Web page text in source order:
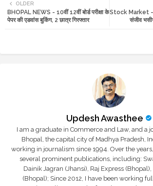
tte ats
Stock Market -
संजीव
OLDER
BHOPAL NEWS - 10वीं 12वीं बोर्ड परीक्षा के
पेपर की एडवांस बुकिंग, 2 छात्र गिरफ्तार
Updesh Awasthee
I am a graduate in Commerce and Law, and a
Bhopal, the capital city of Madhya Pradesh,
working in journalism since 1994. Over the
several prominent publications, including:
Dainik Jagran (Jhansi), Raj Express (Bhopal),
(Bhopal); Since 2012, I have been working